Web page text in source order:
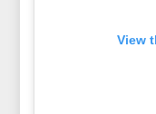
View